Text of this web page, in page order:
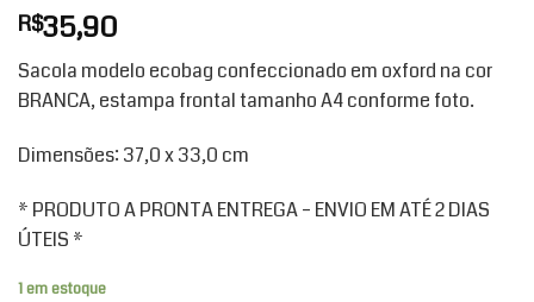
R$35,90
Sacola modelo ecobag confeccionado em oxford na cor
BRANCA, estampa frontal tamanho A4 conforme foto.
Dimensões: 37,0 x 33,0 cm
* PRODUTO A PRONTA ENTREGA – ENVIO EM ATÉ 2 DIAS
ÚTEIS *
1 em estoque